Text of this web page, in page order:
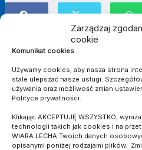
Zarządzaj
cookie
Komunikat cookies
Używamy cookies, aby nasza strona
stale ulepszać nasze usługi.
używania oraz możliwość zmian
Polityce prywatności.
Klikając AKCEPTUJĘ WSZYSTKO,
technologii takich jak cookies i na
WIARA LECHA Twoich danych
opisanymi poniżej rodzajami plików.